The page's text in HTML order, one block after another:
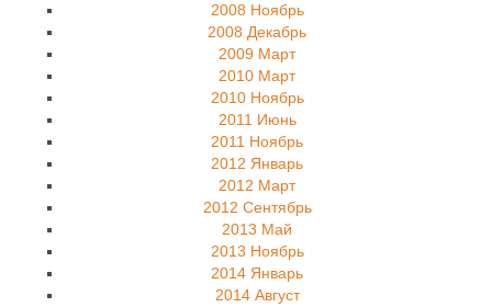
2008 Ноябрь
2008 Декабрь
2009 Март
2010 Март
2010 Ноябрь
2011 Июнь
2011 Ноябрь
2012 Январь
2012 Март
2012 Сентябрь
2013 Май
2013 Ноябрь
2014 Январь
2014 Август